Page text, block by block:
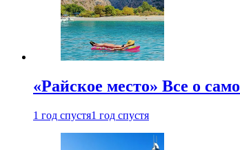
«Райское место» Все о
1 год спустя1 год спустя